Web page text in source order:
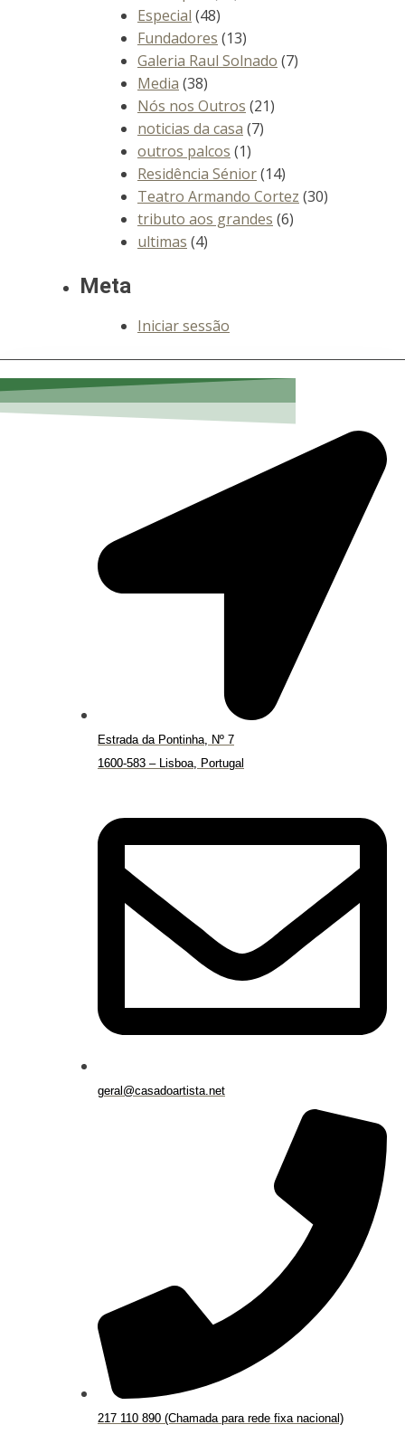
Especial (48)
Fundadores (13)
Galeria Raul Solnado (7)
Media (38)
Nós nos Outros (21)
noticias da casa (7)
outros palcos (1)
Residência Sénior(14)
Teatro Armando Cortez (30)
tributo aos grandes (6)
ultimas (4)
Meta
Iniciar sessão
Estrada da Pontinha, Nº 7
1600-583 – Lisboa, Portugal
geral@casadoartista.net
217 110 890 (Chamada para rede fixa nacional)